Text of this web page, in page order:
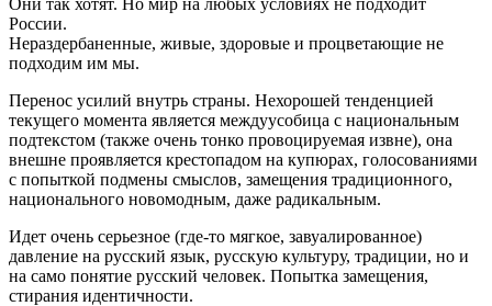
России.
Нераздербаненные, живые, здоровые и процветающие не
подходим им мы.
Перенос усилий внутрь страны. Нехорошей тенденцией
текущего момента является междуусобица с национальным
подтекстом (также очень тонко провоцируемая извне), она
внешне проявляется крестопадом на купюрах, голосованиями
с попыткой подмены смыслов, замещения традиционного,
национального новомодным, даже радикальным.
Идет очень серьезное (где-то мягкое, завуалированное)
давление на русский язык, русскую культуру, традиции, но и
на само понятие русский человек. Попытка замещения,
стирания идентичности.